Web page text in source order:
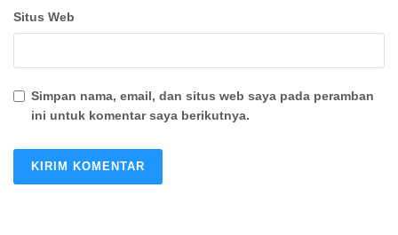
Situs Web
Simpan nama, email, dan situs web saya pada peramban
ini untuk komentar saya berikutnya.